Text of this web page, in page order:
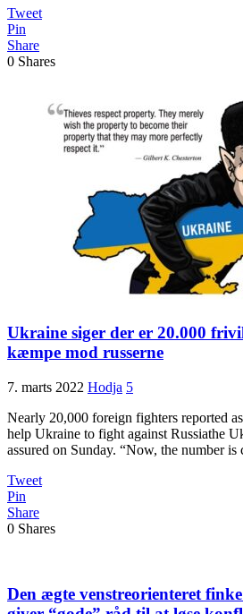
Tweet
Pin
Share
0 Shares
Ukraine siger der er 20.000
kæmpe mod russerne
7. marts 2022 Hodja 5
Nearly 20,000 foreign fighters reported
help Ukraine to fight against Russiathe
assured on Sunday. “Now, the number
Tweet
Pin
Share
0 Shares
Den ægte venstreorienteret